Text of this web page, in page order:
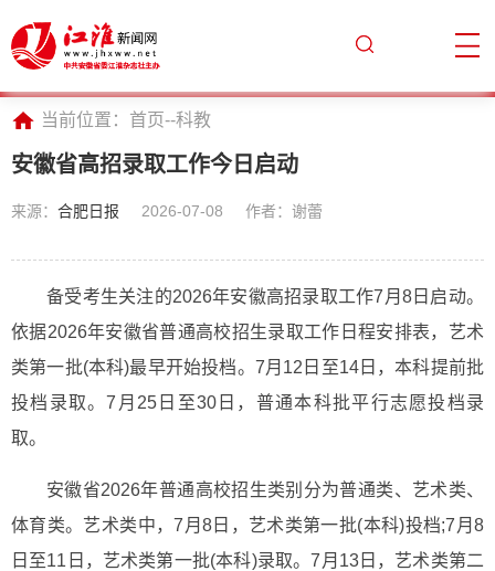
当前位置： 首页--科教
安徽省高招录取工作今日启动
来源： 合肥日报 2026-07-08 作者：谢蕾
备受考生关注的2026年安徽高招录取工作7月8日启动。
依据2026年安徽省普通高校招生录取工作日程安排表，艺术
类第一批(本科)最早开始投档。7月12日至14日，本科提前批
投档录取。7月25日至30日，普通本科批平行志愿投档录
取。
安徽省2026年普通高校招生类别分为普通类、艺术类、
体育类。艺术类中，7月8日，艺术类第一批(本科)投档;7月8
日至11日，艺术类第一批(本科)录取。7月13日，艺术类第二